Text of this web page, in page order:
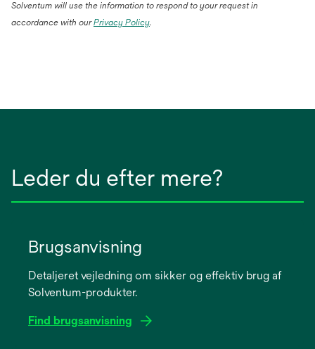
Solventum will use the information to respond to your request in
accordance with ourPrivacy Policy.
Leder du efter mere?
Brugsanvisning
Detaljeret vejledning om sikker og effektiv brug af
Solventum-produkter.
Find brugsanvisning